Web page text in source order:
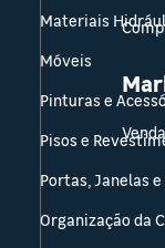
Materiais
Móveis
Pinturas e
Pisos e
Portas, Janelas
Organização da